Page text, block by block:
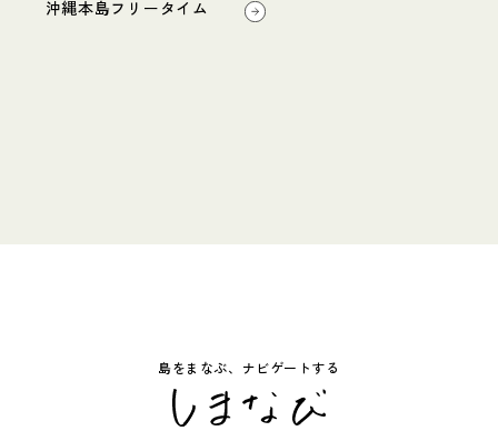
沖縄本島フリータイム
島をまなぶ、ナビゲートする